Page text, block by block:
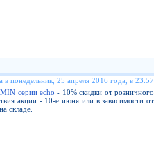
в понедельник, 25 апреля 2016 года, в 23:57
серии echo - 10% скидки от розничного
акции - 10-е июня или в зависимости от
складе.